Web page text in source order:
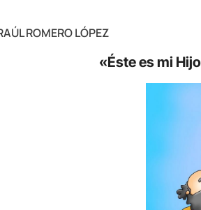
ROMERO LÓPEZ
«Éste es mi